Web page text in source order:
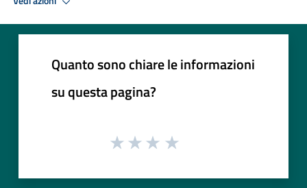
Quanto sono chiare le informazioni
su questa pagina?